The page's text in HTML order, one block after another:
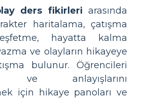
ders fikirleri arasında
haritalama, çatışma
hayatta kalma
ve olayların hikayeye
bulunur. Öğrencileri
ve anlayışlarını
için hikaye panoları ve